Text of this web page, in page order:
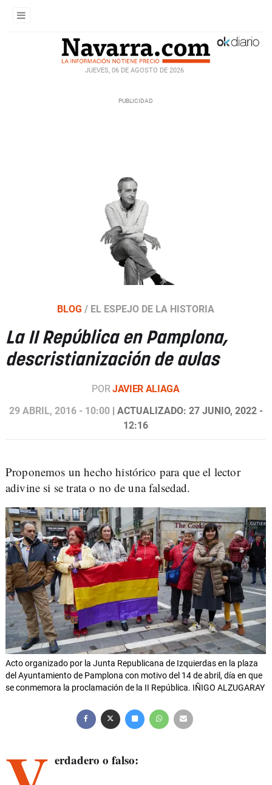
JUEVES, 06 DE AGOSTO DE 2026
BLOG / EL ESPEJO DE LA HISTORIA
La II República en Pamplona,
descristianización de aulas
PORJAVIER ALIAGA
29 ABRIL, 2016 - 10:00| ACTUALIZADO: 27 JUNIO, 2022 -
12:16
Proponemos un hecho histórico para que el lector
adivine si se trata o no de una falsedad.
Acto organizado por la Junta Republicana de Izquierdas en la plaza
del Ayuntamiento de Pamplona con motivo del 14 de abril, día en que
se conmemora la proclamación de la II República. IÑIGO ALZUGARAY
erdadero o falso: